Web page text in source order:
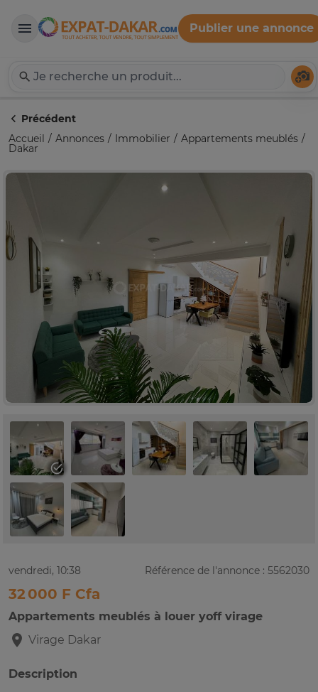
Expat-Dakar
Publier une annonce
Précédent
Accueil
Annonces Immobilier Appartements meublés
Dakar
vendredi, 10:38 Référence de l'annonce : 5562030
32 000 F Cfa
Appartements meublés à louer yoff virage
Virage Dakar
Description